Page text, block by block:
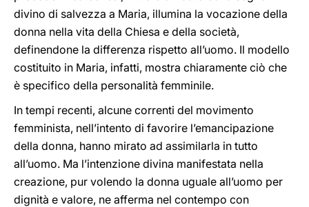
divino di salvezza a Maria, illumina la vocazione della
donna nella vita della Chiesa e della società,
definendone la differenza rispetto all’uomo. Il modello
costituito in Maria, infatti, mostra chiaramente ciò che
è specifico della personalità femminile.
In tempi recenti, alcune correnti del movimento
femminista, nell’intento di favorire l’emancipazione
della donna, hanno mirato ad assimilarla in tutto
all’uomo. Ma l’intenzione divina manifestata nella
creazione, pur volendo la donna uguale all’uomo per
dignità e valore, ne afferma nel contempo con